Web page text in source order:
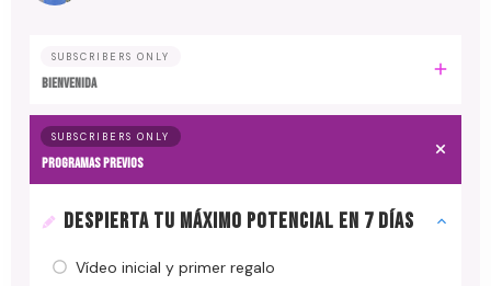
SUBSCRIBERS ONLY
BIENVENIDA
SUBSCRIBERS ONLY
PROGRAMAS PREVIOS
DESPIERTA TU MÁXIMO POTENCIAL EN 7 DÍAS
Vídeo inicial y primer regalo